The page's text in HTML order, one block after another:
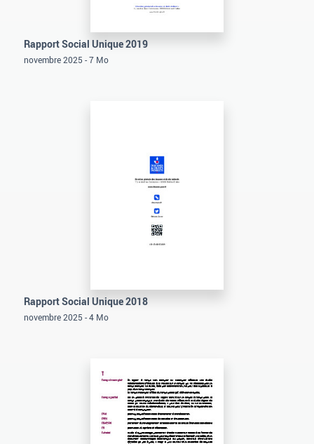
Rapport Social Unique 2019
novembre 2025 - 7 Mo
Rapport Social Unique 2018
novembre 2025 - 4 Mo